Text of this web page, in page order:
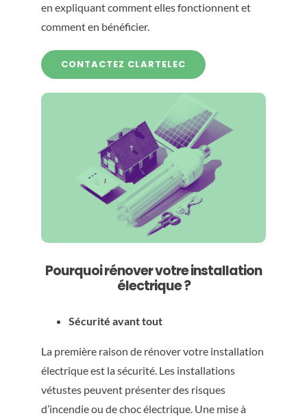
en expliquant comment elles fonctionnent et
comment en bénéficier.
CONTACTEZ CLARTELEC
Pourquoi rénover votre installation
électrique ?
Sécurité avant tout
La première raison de rénover votre installation
électrique est la sécurité. Les installations
vétustes peuvent présenter des risques
d’incendie ou de choc électrique. Une mise à